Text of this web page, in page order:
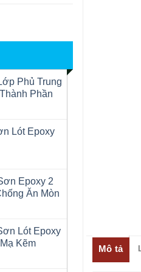
Phủ Trung
Phần
Lót Epoxy
Epoxy 2
Ăn Mòn
Lót Epoxy
Kẽm
Mô tả